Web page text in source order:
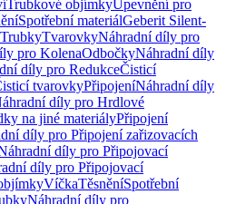
Trubkové objímkyUpevnění pro
Spotřební materiálGeberit Silent-
TvarovkyNáhradní díly pro
pro KolenaOdbočkyNáhradní díly
díly pro RedukceČisticí
tvarovkyPřipojeníNáhradní díly
díly pro Hrdlové
na jiné materiályPřipojení
díly pro Připojení zařizovacích
díly pro Připojovací
díly pro Připojovací
VíčkaTěsněníSpotřební
Náhradní díly pro